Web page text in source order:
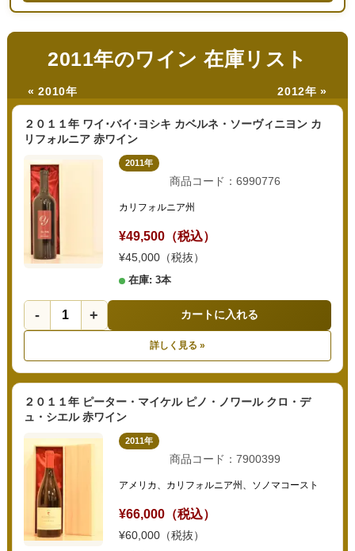
2011年のワイン 在庫リスト
« 2010年 2012年 »
２０１１年 ワイ･バイ･ヨシキ カベルネ・ソーヴィニヨン カ
リフォルニア 赤ワイン
2011年
商品コード：6990776
カリフォルニア州
¥49,500（税込）
¥45,000（税抜）
在庫: 3本
- + カートに入れる
詳しく見る »
２０１１年 ピーター・マイケル ピノ・ノワール クロ・デ
ュ・シエル 赤ワイン
2011年
商品コード：7900399
アメリカ、カリフォルニア州、ソノマコースト
¥66,000（税込）
¥60,000（税抜）